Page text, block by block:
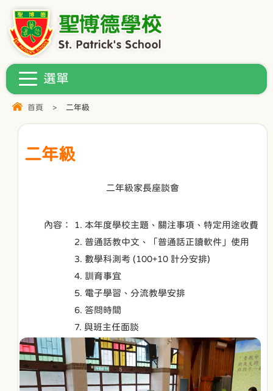
首頁 > 二年級
二年級
二年級家長座談會
內容：
1. 本年度學校主題、關注事項、特定用途收費
2. 普通話教中文、「普通話正讀軟件」使用
3. 數學科測考 (100+10 計分安排)
4. 訓育事宜
5. 電子學習、分流教學安排
6. 答問時間
7. 與班主任面談